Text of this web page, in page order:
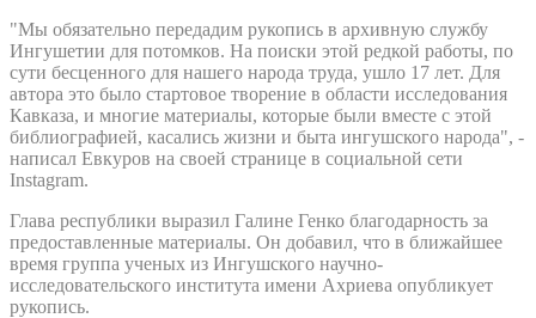
"Мы обязательно передадим рукопись в архивную службу
Ингушетии для потомков. На поиски этой редкой работы, по
сути бесценного для нашего народа труда, ушло 17 лет. Для
автора это было стартовое творение в области исследования
Кавказа, и многие материалы, которые были вместе с этой
библиографией, касались жизни и быта ингушского народа", -
написал Евкуров на своей странице в социальной сети
Instagram.
Глава республики выразил Галине Генко благодарность за
предоставленные материалы. Он добавил, что в ближайшее
время группа ученых из Ингушского научно-
исследовательского института имени Ахриева опубликует
рукопись.